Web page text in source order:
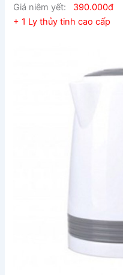
Giá niêm yết: 390.000đ
+ 1 Ly thủy tinh cao cấp